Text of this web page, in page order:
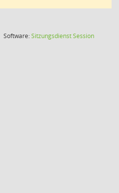
Software:SitzungsdienstSession(Wird in